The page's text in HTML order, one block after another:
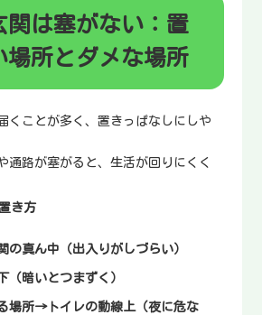
関は塞がない：置
場所とダメな場所
くことが多く、置きっぱなしにしや
通路が塞がると、生活が回りにくく
き方
の真ん中（出入りがしづらい）
（暗いとつまずく）
場所→トイレの動線上（夜に危な